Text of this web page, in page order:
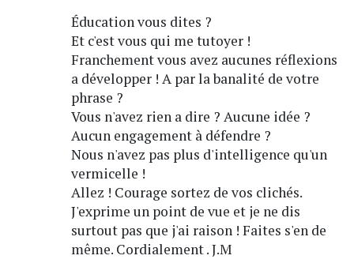
Éducation vous dites ?
Et c'est vous qui me tutoyer !
Franchement vous avez aucunes réflexions
a développer ! A par la banalité de votre
phrase ?
Vous n'avez rien a dire ? Aucune idée ?
Aucun engagement à défendre ?
Nous n'avez pas plus d'intelligence qu'un
vermicelle !
Allez ! Courage sortez de vos clichés.
J'exprime un point de vue et je ne dis
surtout pas que j'ai raison ! Faites s'en de
même. Cordialement . J.M